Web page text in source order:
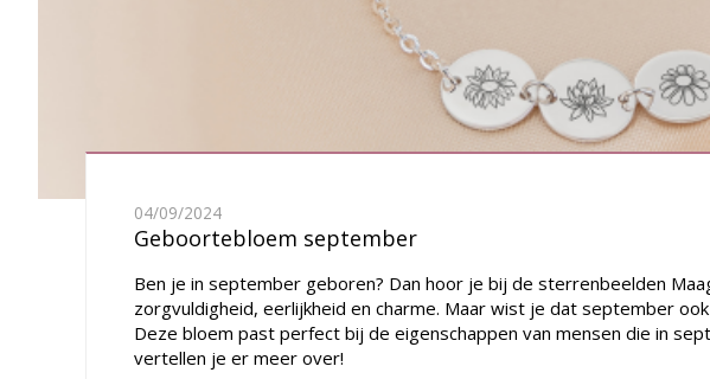
04/09/2024
Geboortebloem september
Ben je in september geboren? Dan hoor je bij de sterrenbeelden
zorgvuldigheid, eerlijkheid en charme. Maar wist je dat september
Deze bloem past perfect bij de eigenschappen van mensen die in
vertellen je er meer over!